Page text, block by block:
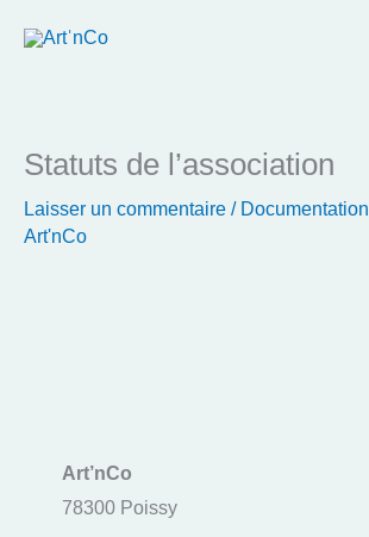
Statuts de l’association
Laisser un commentaire / Documentation
Art'nCo
Art’nCo
78300 Poissy